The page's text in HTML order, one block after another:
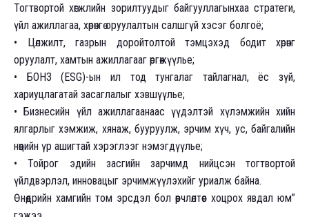
Тогтвортой хөгжлийн зорилтуудыг байгууллагынхаа стратеги,
үйл ажиллагаа, хөрөнгө оруулалтын салшгүй хэсэг болгоё;
• Цөлжилт, газрын доройтолтой тэмцэхэд бодит хөрөнгө
оруулалт, хамтын ажиллагааг өргөжүүлье;
• БОНЗ (ESG)-ын ил тод тунгалаг тайлагнал, ёс зүй,
хариуцлагатай засаглалыг хэвшүүлье;
• Бизнесийн үйл ажиллагаанаас үүдэлтэй хүлэмжийн хийн
ялгарлыг хэмжиж, хянаж, бууруулж, эрчим хүч, ус, байгалийн
нөөцийн үр ашигтай хэрэглээг нэмэгдүүлье;
• Тойрог эдийн засгийн зарчимд нийцсэн тогтвортой
үйлдвэрлэл, инновацыг эрчимжүүлэхийг уриалж байна.
Өнөөдрийн хамгийн том эрсдэл бол өөрчлөлтөөс хоцрох явдал юм”